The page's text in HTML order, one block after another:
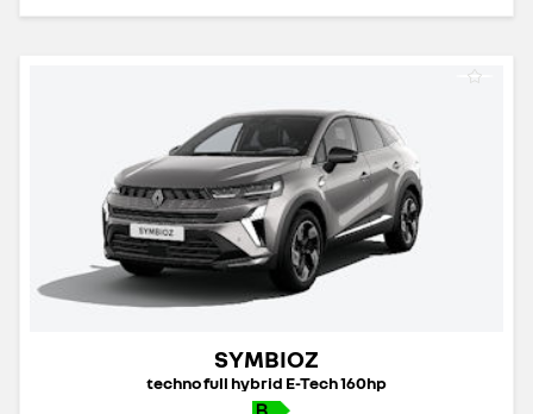
SYMBIOZ
techno full hybrid E-Tech 160hp